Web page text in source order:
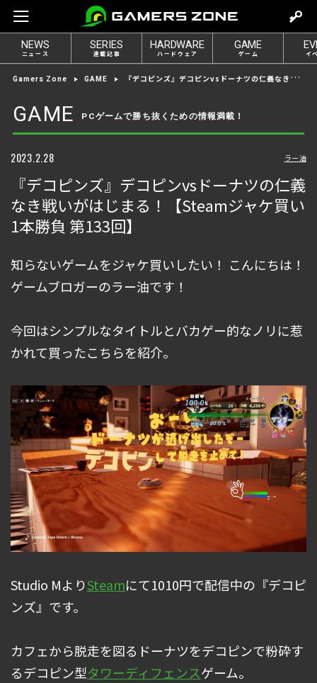
e
t
o
n
NEWS
ニュース
SERIES
連載記事
HARDWARE
ハードウェア
GAME
ゲーム イ
Gamers Zone GAME 『デコピンズ』デコピンvsドーナツの仁義なき戦いがはじまる！【Steamジャケ買い1本勝負 第133回】
GAME PCゲームで勝ち抜くための情報満載！
2023.2.28 ラー油
『デコピンズ』デコピンvsドーナツの仁義
なき戦いがはじまる！【Steamジャケ買い
1本勝負 第133回】
知らないゲームをジャケ買いしたい！ こんにちは！
ゲームブロガーのラー油です！
今回はシンプルなタイトルとバカゲー的なノリに惹
かれて買ったこちらを紹介。
Studio MよりSteamにて1010円で配信中の『デコピ
ンズ』です。
カフェから脱走を図るドーナツをデコピンで粉砕す
るデコピン型タワーディフェンスゲーム。